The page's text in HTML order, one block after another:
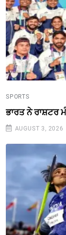
SPORTS
ਭਾਰਤ ਨੇ ਰਾਸ਼ਟਰ
AUGUST 3, 2026